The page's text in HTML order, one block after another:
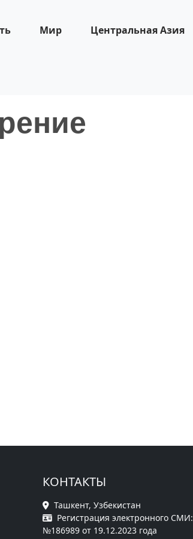
Мир Центральная Азия
КОНТАКТЫ
Ташкент, Узбекистан
Регистрация электронного СМИ:
№186989 от 19.12.2023 года